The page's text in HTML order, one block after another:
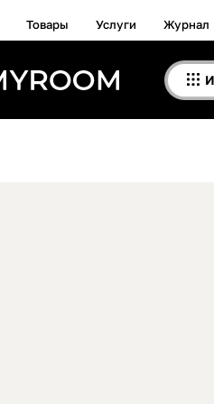
Товары Услуги Журнал